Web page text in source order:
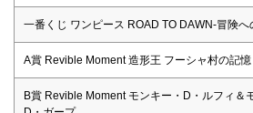
一番くじ ワンピース ROAD TO DAWN-冒険へ
A賞 Revible Moment 造形王 フーシャ村の記憶
B賞 Revible Moment モンキー・D・ルフィ＆